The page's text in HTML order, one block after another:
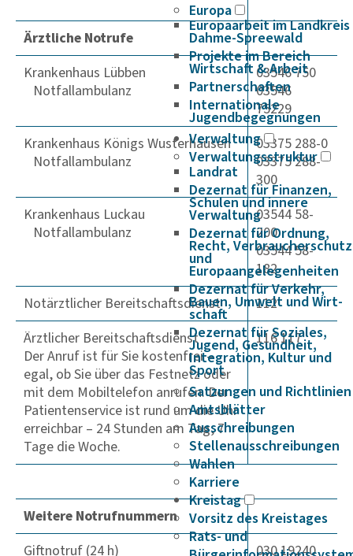
Europa
Europaarbeit im Landkreis
Dahme-Spreewald
Projekte im Bereich
Wirtschaft & Arbeit
Partnerschaften
Internationale
Jugendbegegnungen
Verwaltung
Verwaltungsstruktur
Landrat
Dezernat für Finanzen,
Schulen und innere
Verwaltung
Dezernat für Ordnung,
Recht, Verbraucherschutz
und
Europaangelegenheiten
Dezernat für Verkehr,
Bauen, Umwelt und Wirt­
schaft
Dezernat für Soziales,
Jugend, Gesundheit,
Integration, Kultur und
Sport
Satzungen und Richtlinien
Amtsblätter
Ausschreibungen
Stellenausschreibungen
Wahlen
Karriere
Kreistag
Vorsitz des Kreistages
Rats- und
Ärztliche Notrufe
Krankenhaus Lübben
Notfallambulanz
03546 750
03546
75229
Krankenhaus Königs Wusterhausen
Notfallambulanz
03375 288-0
03375 288-
300
Krankenhaus Luckau
Notfallambulanz
03544 58-
200
03544 58-
182
Notärztlicher Bereitschaftsdienst
112
Ärztlicher Bereitschaftsdienst
Der Anruf ist für Sie kostenfrei –
egal, ob Sie über das Festnetz oder
mit dem Mobiltelefon anrufen. Der
Patientenservice ist rund um die Uhr
erreichbar – 24 Stunden am Tag, 7
Tage die Woche.
116 117
Weitere Notrufnummern
Giftnotruf (24 h)
030 19240